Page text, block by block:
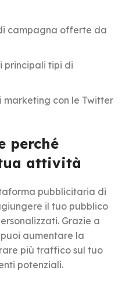
campagna offerte da
principali tipi di
con le Twitter
perché
attività
pubblicitaria di
il tuo pubblico
Grazie a
aumentare la
più traffico sul tuo
potenziali.